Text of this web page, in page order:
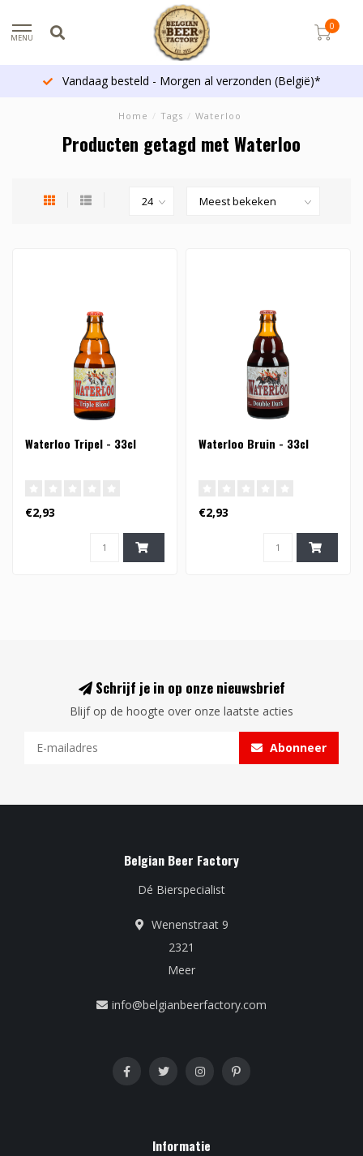
MENU
0
Vandaag besteld - Morgen al verzonden (België)*
Home / Tags / Waterloo
Producten getagd met Waterloo
Waterloo Tripel - 33cl
€2,93
Waterloo Bruin - 33cl
€2,93
Schrijf je in op onze nieuwsbrief
Blijf op de hoogte over onze laatste acties
Abonneer
Belgian Beer Factory
Dé Bierspecialist
Wenenstraat 9
2321
Meer
info@belgianbeerfactory.com
Informatie